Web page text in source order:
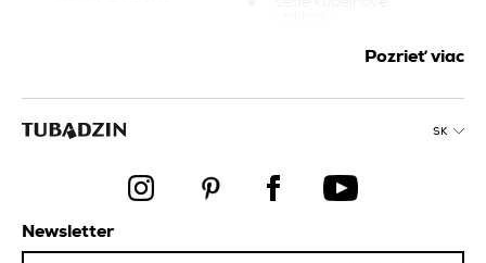
kúpeľňové obklady
grafitové kúpeľňové
hnedé kuchynské
obklady
Pozrieť viac
SK
Newsletter